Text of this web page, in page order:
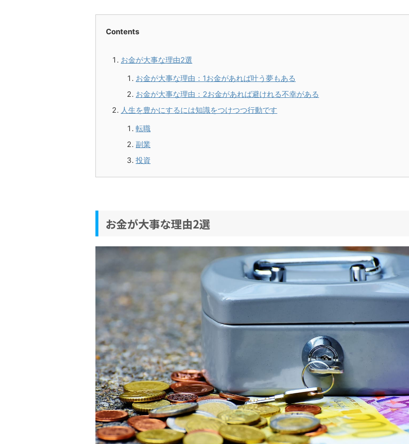
Contents
お金が大事な理由2選
お金が大事な理由：1お金があれば叶う夢もある
お金が大事な理由：2お金があれば避けれる不幸がある
人生を豊かにするには知識をつけつつ行動です
転職
副業
投資
お金が大事な理由2選